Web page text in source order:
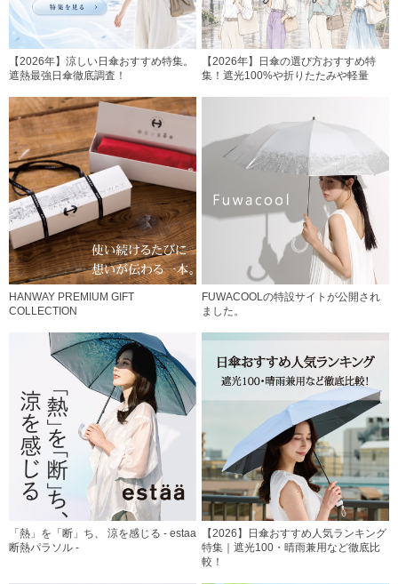
【2026年】涼しい日傘おすすめ特集。
遮熱最強日傘徹底調査！
【2026年】日傘の選び方おすすめ特
集！遮光100%や折りたたみや軽量
HANWAY PREMIUM GIFT
COLLECTION
FUWACOOLの特設サイトが公開され
ました。
「熱」を「断」ち、 涼を感じる - estaa
断熱パラソル -
【2026】日傘おすすめ人気ランキング
特集｜遮光100・晴雨兼用など徹底比
較！